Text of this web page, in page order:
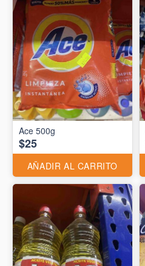
Ace 500g
$25
AÑADIR AL CARRITO